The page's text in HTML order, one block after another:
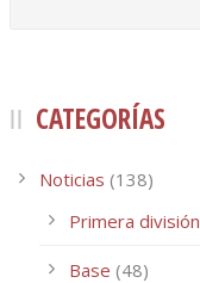
CATEGORÍAS
Noticias (138)
Primera división
Base (48)